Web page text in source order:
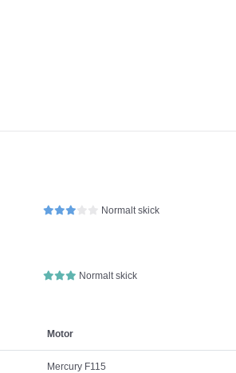
Normalt skick
Normalt skick
Motor
Mercury F115